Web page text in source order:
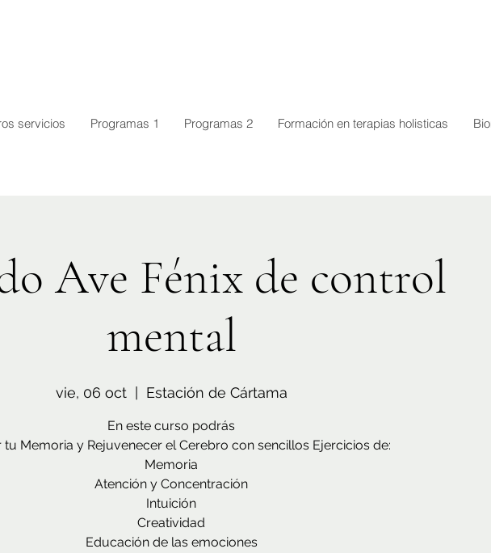
servicios Programas 1 Programas 2 Formación en terapias holisticas
Ave Fénix de control
mental
vie, 06 oct
  |
Estación de Cártama
En este curso podrás
tu Memoria y Rejuvenecer el Cerebro con sencillos Ejercicios de:
Memoria
Atención y Concentración
Intuición
Creatividad
Educación de las emociones